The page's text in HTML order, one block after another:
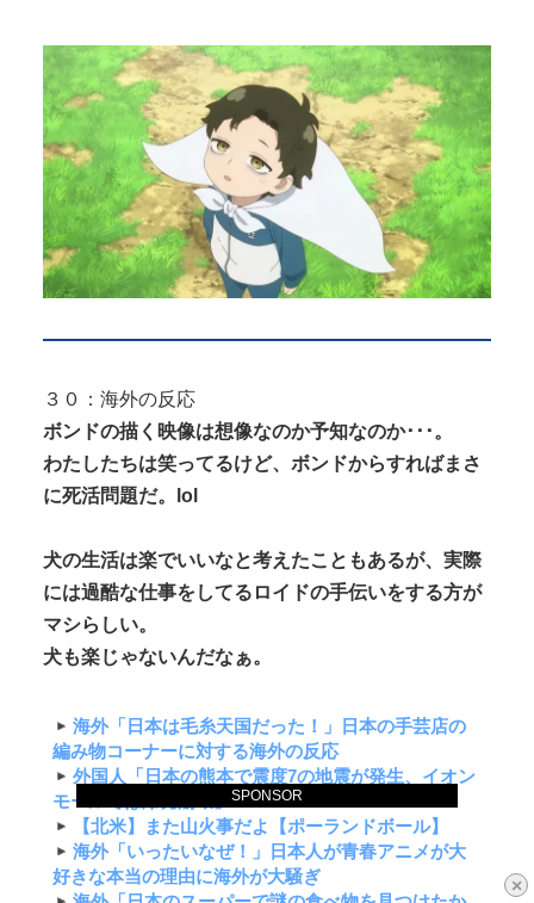
×
３０：海外の反応
ボンドの描く映像は想像なのか予知なのか･･･。
わたしたちは笑ってるけど、ボンドからすればまさ
に死活問題だ。lol
犬の生活は楽でいいなと考えたこともあるが、実際
には過酷な仕事をしてるロイドの手伝いをする方が
マシらしい。
犬も楽じゃないんだなぁ。
SPONSOR
海外「日本は毛糸天国だった！」日本の手芸店の
編み物コーナーに対する海外の反応
外国人「日本の熊本で震度7の地震が発生、イオン
モールでは爆発崩壊」
【北米】また山火事だよ【ポーランドボール】
海外「いったいなぜ！」日本人が青春アニメが大
好きな本当の理由に海外が大騒ぎ